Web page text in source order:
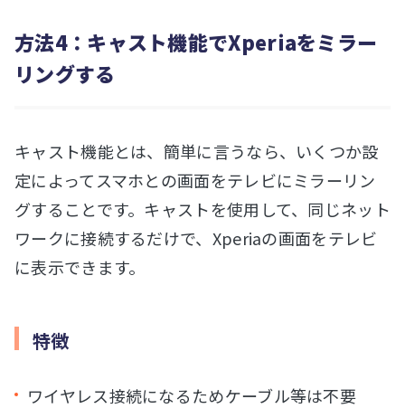
方法4：キャスト機能でXperiaをミラー
リングする
キャスト機能とは、簡単に言うなら、いくつか設
定によってスマホとの画面をテレビにミラーリン
グすることです。キャストを使用して、同じネット
ワークに接続するだけで、Xperiaの画面をテレビ
に表示できます。
特徴
ワイヤレス接続になるためケーブル等は不要